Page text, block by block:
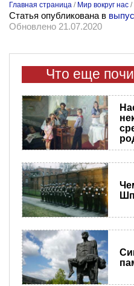
Главная страница / Мир вокруг нас /
Статья опубликована в
Обновлено 21.07.2020
Что еще